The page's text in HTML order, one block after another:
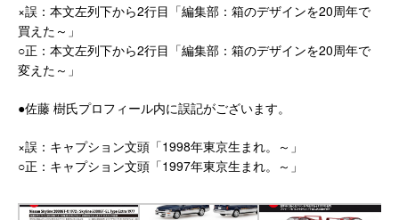
×誤：本文左列下から2行目「編集部：箱のデザインを20周年で
買えた～」
○正：本文左列下から2行目「編集部：箱のデザインを20周年で
変えた～」
●佐藤 樹氏プロフィール内に誤記がございます。
×誤：キャプション文頭「1998年東京生まれ。～」
○正：キャプション文頭「1997年東京生まれ。～」